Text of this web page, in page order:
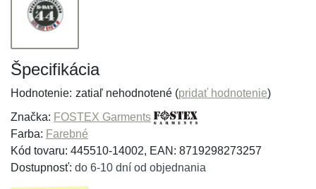
Špecifikácia
Hodnotenie: zatiaľ nehodnotené (pridať hodnotenie)
Značka: FOSTEX Garments
Farba: Farebné
Kód tovaru: 445510-14002, EAN: 8719298273257
Dostupnosť: do 6-10 dní od objednania